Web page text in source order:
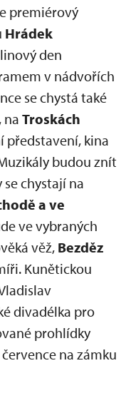
premiérový
Hrádek
den
v nádvořích
se chystá také
, na Troskách
představení, kina
budou znít
chystají na
a ve
ve vybraných
věž, Bezděz
Kunětickou
divadélka pro
prohlídky
na zámku